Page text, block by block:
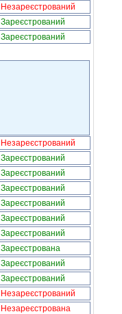
Незареєстрований
Зареєстрований
Зареєстрований
Незареєстрований
Зареєстрований
Зареєстрований
Зареєстрований
Зареєстрований
Зареєстрований
Зареєстрований
Зареєстрована
Зареєстрований
Зареєстрований
Незареєстрований
Незареєстрована